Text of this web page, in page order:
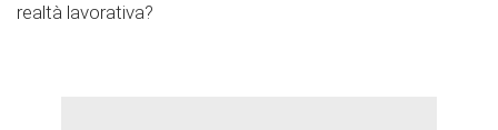
realtà lavorativa?